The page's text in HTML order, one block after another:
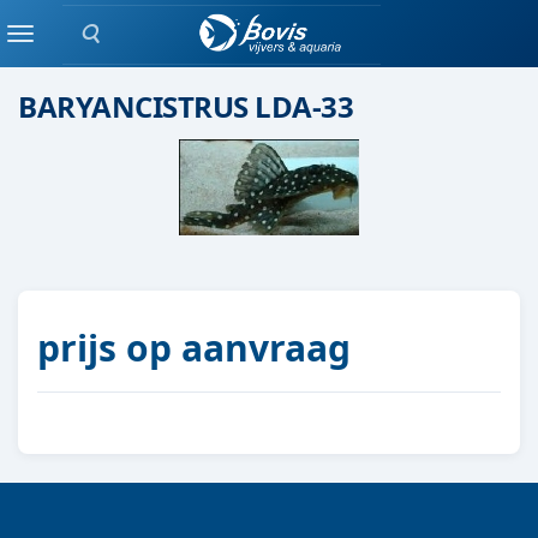
Zoeken
MenuAlgen eters / L-nummers
BARYANCISTRUS LDA-33
prijs op aanvraag